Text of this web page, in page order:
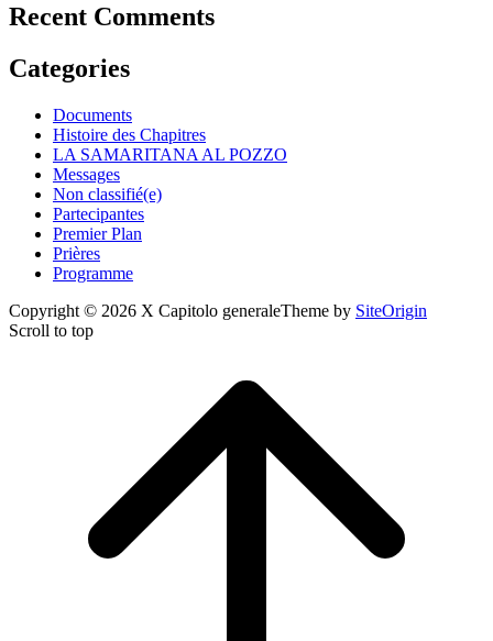
Recent Comments
Categories
Documents
Histoire des Chapitres
LA SAMARITANA AL POZZO
Messages
Non classifié(e)
Partecipantes
Premier Plan
Prières
Programme
Copyright © 2026 X Capitolo generaleTheme by SiteOrigin
Scroll to top